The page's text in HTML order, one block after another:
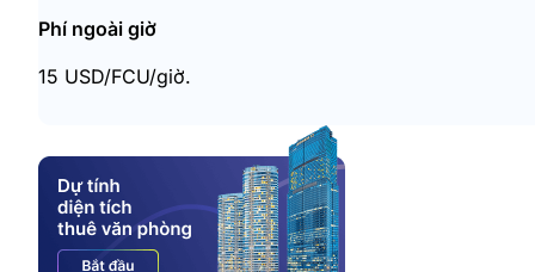
Phí ngoài giờ
15 USD/FCU/giờ.